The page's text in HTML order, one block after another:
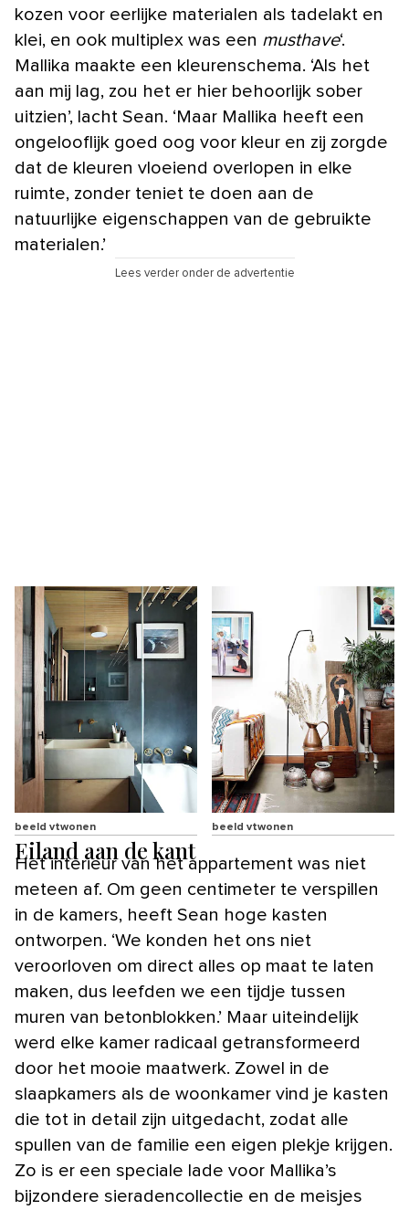
kozen voor eerlijke materialen als tadelakt en
klei, en ook multiplex was een musthave‘.
Mallika maakte een kleurenschema. ‘Als het
aan mij lag, zou het er hier behoorlijk sober
uitzien’, lacht Sean. ‘Maar Mallika heeft een
ongelooflijk goed oog voor kleur en zij zorgde
dat de kleuren vloeiend overlopen in elke
ruimte, zonder teniet te doen aan de
natuurlijke eigenschappen van de gebruikte
materialen.’
Lees verder onder de advertentie
beeld vtwonen beeld vtwonen
Eiland aan de kant
Het interieur van het appartement was niet
meteen af. Om geen centimeter te verspillen
in de kamers, heeft Sean hoge kasten
ontworpen. ‘We konden het ons niet
veroorloven om direct alles op maat te laten
maken, dus leefden we een tijdje tussen
muren van betonblokken.’ Maar uiteindelijk
werd elke kamer radicaal getransformeerd
door het mooie maatwerk. Zowel in de
slaapkamers als de woonkamer vind je kasten
die tot in detail zijn uitgedacht, zodat alle
spullen van de familie een eigen plekje krijgen.
Zo is er een speciale lade voor Mallika’s
bijzondere sieradencollectie en de meisjes